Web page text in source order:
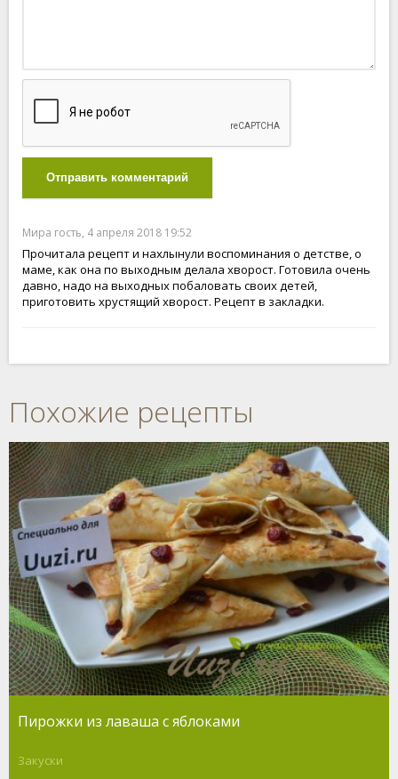
Отправить комментарий
Мира гость, 4 апреля 2018 19:52
Прочитала рецепт и нахлынули воспоминания о детстве, о
маме, как она по выходным делала хворост. Готовила очень
давно, надо на выходных побаловать своих детей,
приготовить хрустящий хворост. Рецепт в закладки.
Похожие рецепты
Пирожки из лаваша с яблоками
Закуски